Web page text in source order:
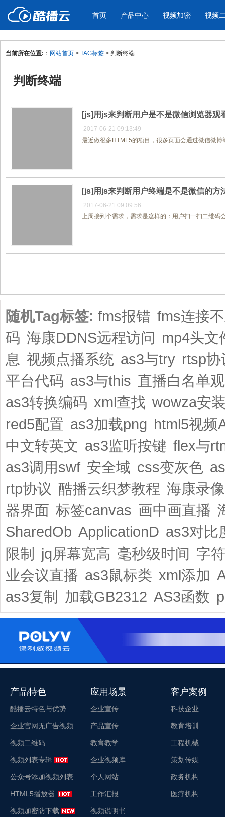
首页 产品中心
产品与新功能
教学课程全终端视频加密
防下载/防盗录/防录屏/防篡改
免费稳定无广
帮助企业视频
视频加密 视频
应用场景
色
内容
当前所在位置: ： 网站首页 > TAG标签 > 判断终端
判断终端
[js]用js来判断用户是不是微信浏览器观
2017-06-21 09:13:49
最近做很多HTML5的项目，很多页面会通过微信微
[js]用js来判断用户终端是不是微信的方
2017-06-21 09:09:56
上周接到个需求，需求是这样的：用户扫一扫二维码
随机Tag标签: fms报错 fms连接
码 海康DDNS远程访问 mp4头文
息 视频点播系统 as3与try rtsp
平台代码 as3与this 直播白名单
as3转换编码 xml查找 wowza安
red5配置 as3加载png html5视频
中文转英文 as3监听按键 flex与
as3调用swf 安全域 css变灰色
rtp协议 酷播云织梦教程 海康录
器界面 标签canvas 画中画直播
SharedOb ApplicationD as3对比
限制
jq屏幕宽高 毫秒级时间 字
业会议直播 as3鼠标类 xml添加
as3复制
加载GB2312 AS3函数
产品特色
酷播云特色与优势
企业官网无广告视频
视频二维码
视频列表专辑
公众号添加视频列表
HTML5播放器
视频加密防下载
应用场景
企业宣传
产品宣传
教育教学
企业视频库
个人网站
工作汇报
视频说明书
客户案例
科技企业
教育培训
工程机械
策划传媒
政务机构
医疗机构